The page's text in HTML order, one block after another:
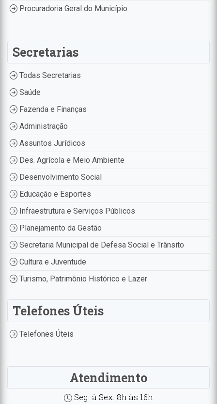
Procuradoria Geral do Município
Secretarias
Todas Secretarias
Saúde
Fazenda e Finanças
Administração
Assuntos Jurídicos
Des. Agrícola e Meio Ambiente
Desenvolvimento Social
Educação e Esportes
Infraestrutura e Serviços Públicos
Planejamento da Gestão
Secretaria Municipal de Defesa Social e Trânsito
Cultura e Juventude
Turismo, Patrimônio Histórico e Lazer
Telefones Úteis
Telefones Úteis
Atendimento
Seg. à Sex. 8h às 16h